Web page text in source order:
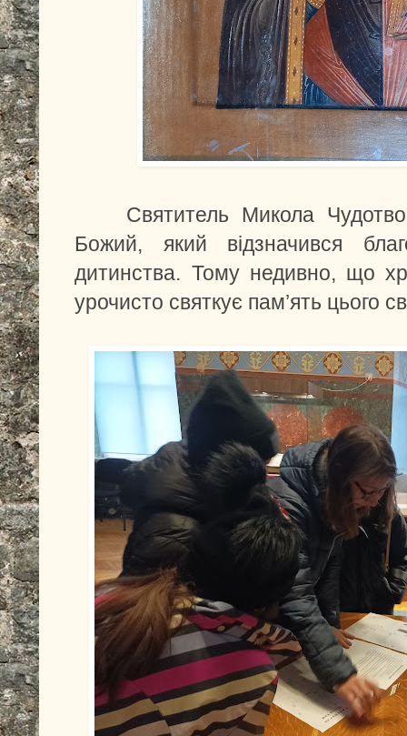
Святитель Микола
Божий, який відзначився
дитинства. Тому недивно, що
урочисто святкує пам’ять цього